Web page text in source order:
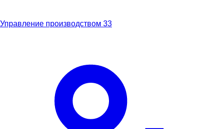
Управление производством 33